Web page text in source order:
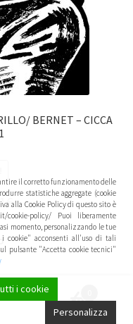
BERNET – CICCA
€
il corretto funzionamento delle
statistiche aggregate (cookie
alla Cookie Policy di questo sito è
cookie-policy/ Puoi liberamente
momento, personalizzando le tue
cookie" acconsenti all'uso di tali
pulsante "Accetta cookie tecnici"
i cookie
Personalizza